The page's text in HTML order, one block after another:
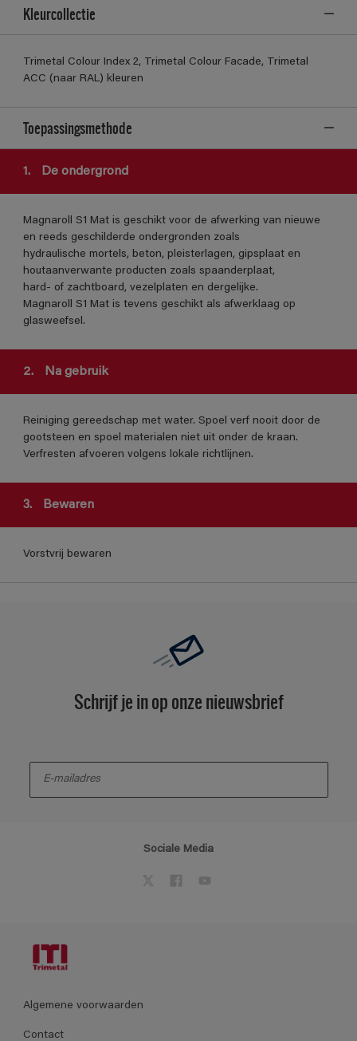
Kleurcollectie
Trimetal Colour Index 2, Trimetal Colour Facade, Trimetal
ACC (naar RAL) kleuren
Toepassingsmethode
1. De ondergrond
Magnaroll S1 Mat is geschikt voor de afwerking van nieuwe
en reeds geschilderde ondergronden zoals
hydraulische mortels, beton, pleisterlagen, gipsplaat en
houtaanverwante producten zoals spaanderplaat,
hard- of zachtboard, vezelplaten en dergelijke.
Magnaroll S1 Mat is tevens geschikt als afwerklaag op
glasweefsel.
2. Na gebruik
Reiniging gereedschap met water. Spoel verf nooit door de
gootsteen en spoel materialen niet uit onder de kraan.
Verfresten afvoeren volgens lokale richtlijnen.
3. Bewaren
Vorstvrij bewaren
Schrijf je in op onze nieuwsbrief
Sociale Media
Algemene voorwaarden
Contact